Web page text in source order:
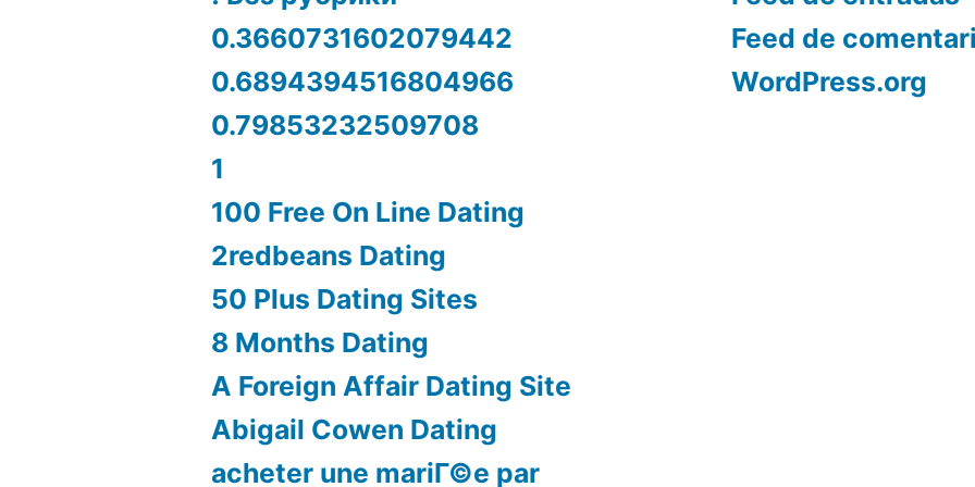
0.3660731602079442
0.6894394516804966
0.79853232509708
1
100 Free On Line Dating
2redbeans Dating
50 Plus Dating Sites
8 Months Dating
A Foreign Affair Dating Site
Abigail Cowen Dating
acheter une mariГ©e par
Feed de
WordPress.org